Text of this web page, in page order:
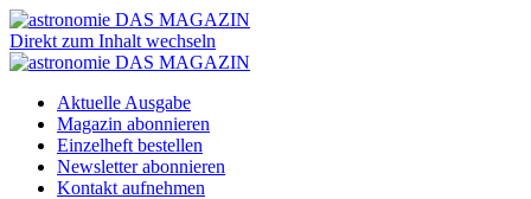
Direkt zum Inhalt wechseln
Aktuelle Ausgabe
Magazin abonnieren
Einzelheft bestellen
Newsletter abonnieren
Kontakt aufnehmen